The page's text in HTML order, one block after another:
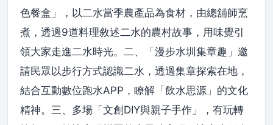
色餐盒」，以二水當季農產品為食材，由總舖師烹
煮，透過9道料理敘述二水的農村故事，用味覺引
領大家走進二水時光。二、「漫步水圳集章趣」邀
請民眾以步行方式認識二水，透過集章探索在地，
結合互動數位跑水APP，瞭解「飲水思源」的文化
精神。三、多場「文創DIY與親子手作」，有玩轉